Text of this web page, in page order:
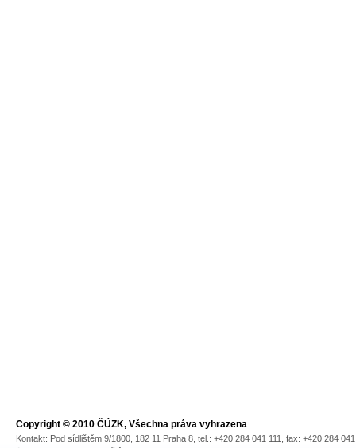
Copyright © 2010 ČÚZK, Všechna práva vyhrazena
Kontakt: Pod sídlištěm 9/1800, 182 11 Praha 8, tel.: +420 284 041 111, fax: +420 284